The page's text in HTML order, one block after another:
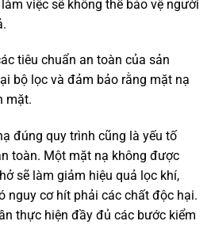
việc sẽ không thể bảo vệ người
tiêu chuẩn an toàn của sản
bộ lọc và đảm bảo rằng mặt nạ
mặt.
đúng quy trình cũng là yếu tố
toàn. Một mặt nạ không được
sẽ làm giảm hiệu quả lọc khí,
nguy cơ hít phải các chất độc hại.
thực hiện đầy đủ các bước kiểm